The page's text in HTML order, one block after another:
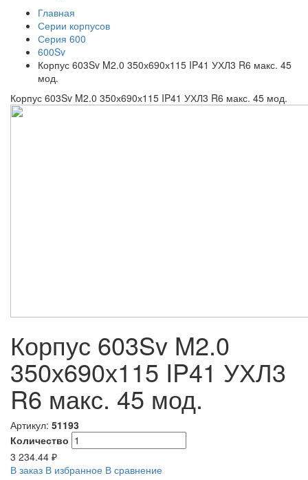
Главная
Серии корпусов
Серия 600
600Sv
Корпус 603Sv M2.0 350х690х115 IP41 УХЛ3 R6 макс. 45
мод.
Корпус 603Sv M2.0 350х690х115 IP41 УХЛ3 R6 макс. 45 мод.
Корпус 603Sv M2.0
350х690х115 IP41 УХЛ3
R6 макс. 45 мод.
Артикул: 51193
Количество
3 234.44 ₽
В заказ В избранное В сравнение